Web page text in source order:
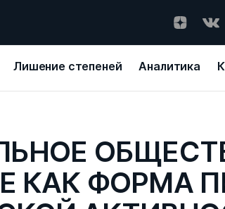
Лишение степеней Аналитика
КАК ФОРМА